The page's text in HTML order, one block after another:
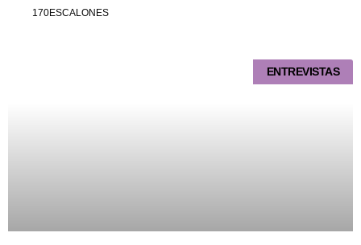
170ESCALONES
ENTREVISTAS